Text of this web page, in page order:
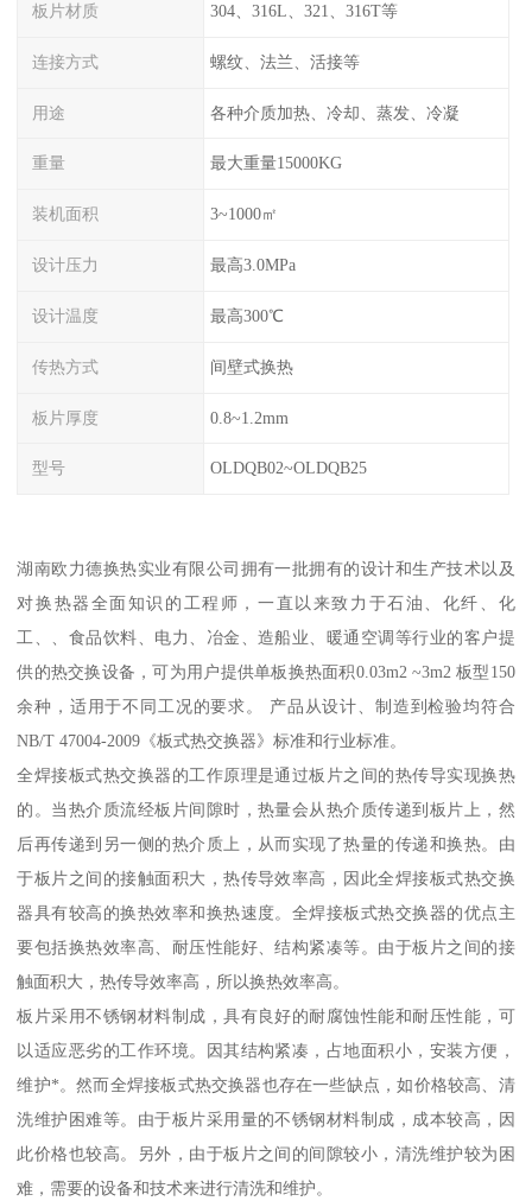
板片材质 304、316L、321、316T等
连接方式 螺纹、法兰、活接等
用途 各种介质加热、冷却、蒸发、冷凝
重量 最大重量15000KG
装机面积 3~1000㎡
设计压力 最高3.0MPa
设计温度 最高300℃
传热方式 间壁式换热
板片厚度 0.8~1.2mm
型号 OLDQB02~OLDQB25
湖南欧力德换热实业有限公司拥有一批拥有的设计和生产技术以及
对换热器全面知识的工程师，一直以来致力于石油、化纤、化
工、、食品饮料、电力、冶金、造船业、暖通空调等行业的客户提
供的热交换设备，可为用户提供单板换热面积0.03m2 ~3m2 板型150
余种，适用于不同工况的要求。 产品从设计、制造到检验均符合
NB/T 47004-2009《板式热交换器》标准和行业标准。
全焊接板式热交换器的工作原理是通过板片之间的热传导实现换热
的。当热介质流经板片间隙时，热量会从热介质传递到板片上，然
后再传递到另一侧的热介质上，从而实现了热量的传递和换热。由
于板片之间的接触面积大，热传导效率高，因此全焊接板式热交换
器具有较高的换热效率和换热速度。全焊接板式热交换器的优点主
要包括换热效率高、耐压性能好、结构紧凑等。由于板片之间的接
触面积大，热传导效率高，所以换热效率高。
板片采用不锈钢材料制成，具有良好的耐腐蚀性能和耐压性能，可
以适应恶劣的工作环境。因其结构紧凑，占地面积小，安装方便，
维护*。然而全焊接板式热交换器也存在一些缺点，如价格较高、清
洗维护困难等。由于板片采用量的不锈钢材料制成，成本较高，因
此价格也较高。另外，由于板片之间的间隙较小，清洗维护较为困
难，需要的设备和技术来进行清洗和维护。